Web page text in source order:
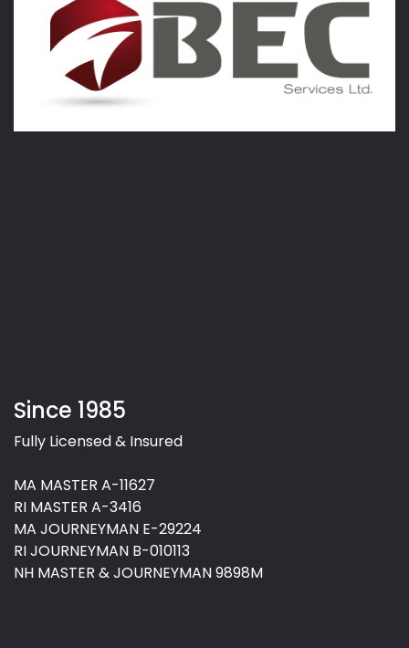
Since 1985
Fully Licensed & Insured
MA MASTER A-11627
RI MASTER A-3416
MA JOURNEYMAN E-29224
RI JOURNEYMAN B-010113
NH MASTER & JOURNEYMAN 9898M